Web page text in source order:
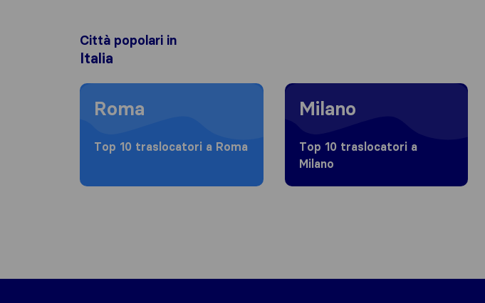
Città popolari in
Italia
Moving to Roma
Roma
Top 10 traslocatori a Roma
Moving to Milano
Milano
Top 10 traslocatori a
Milano